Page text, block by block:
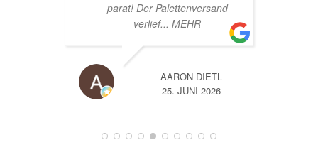
parat! Der Palettenversand
verlief... MEHR
AARON DIETL
25. JUNI 2026